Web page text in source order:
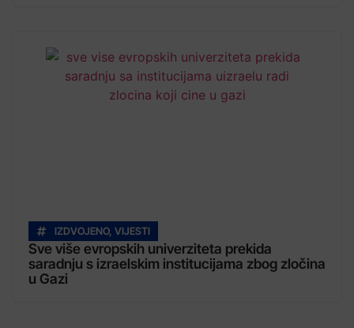
IZDVOJENO, VIJESTI
Sve više evropskih univerziteta prekida
saradnju s izraelskim institucijama zbog zločina
u Gazi